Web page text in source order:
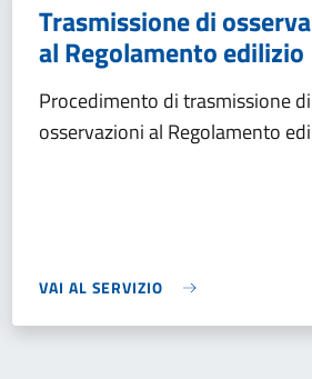
Trasmissione di
al Regolamento edilizio
Procedimento di trasmissione di
osservazioni al Regolamento
VAI AL SERVIZIO